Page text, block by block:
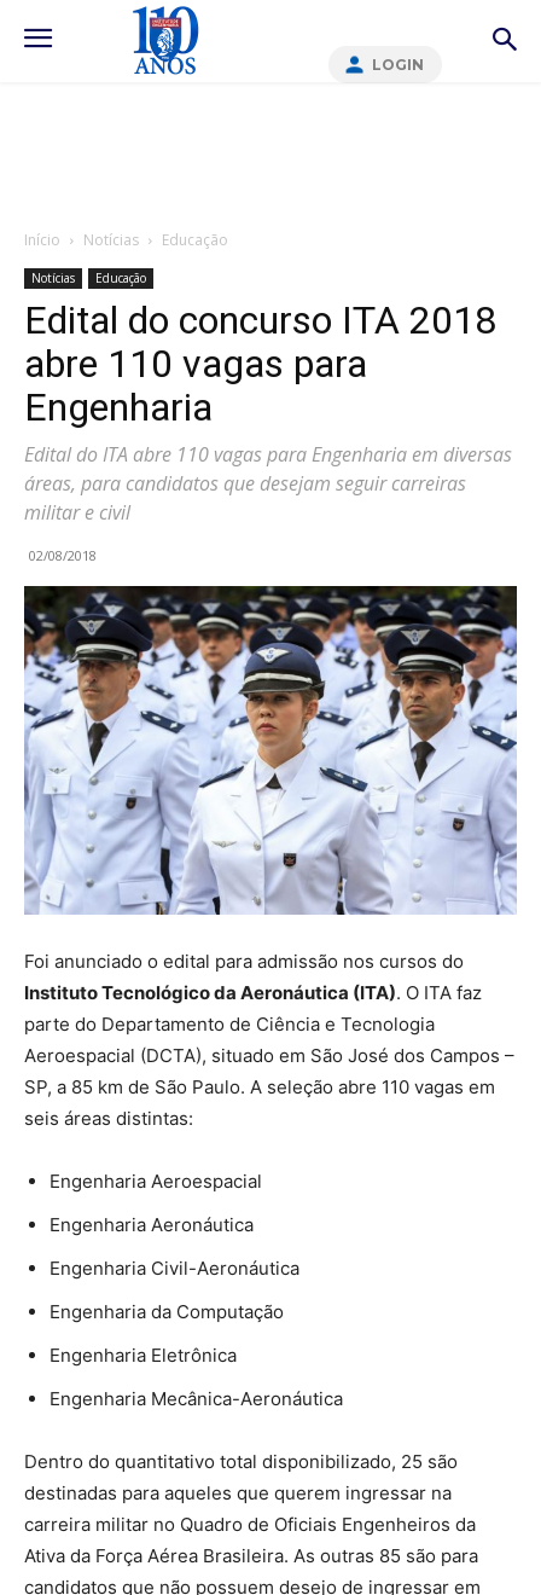
LOGIN
Início Notícias Educação
Notícias Educação
Edital do concurso ITA 2018
abre 110 vagas para
Engenharia
Edital do ITA abre 110 vagas para Engenharia em diversas
áreas, para candidatos que desejam seguir carreiras
militar e civil
02/08/2018
Foi anunciado o edital para admissão nos cursos do
Instituto Tecnológico da Aeronáutica (ITA). O ITA faz
parte do Departamento de Ciência e Tecnologia
Aeroespacial (DCTA), situado em São José dos Campos –
SP, a 85 km de São Paulo. A seleção abre 110 vagas em
seis áreas distintas:
Engenharia Aeroespacial
Engenharia Aeronáutica
Engenharia Civil-Aeronáutica
Engenharia da Computação
Engenharia Eletrônica
Engenharia Mecânica-Aeronáutica
Dentro do quantitativo total disponibilizado, 25 são
destinadas para aqueles que querem ingressar na
carreira militar no Quadro de Oficiais Engenheiros da
Ativa da Força Aérea Brasileira. As outras 85 são para
candidatos que não possuem desejo de ingressar em